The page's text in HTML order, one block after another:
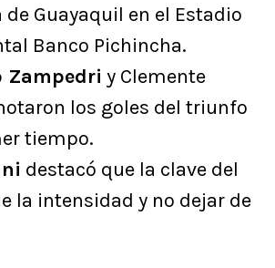
de Guayaquil en el Estadio
Banco Pichincha.
Zampedri y Clemente
los goles del triunfo
tiempo.
destacó que la clave del
la intensidad y no dejar de